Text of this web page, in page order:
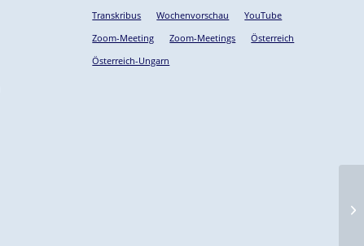
Transkribus
Wochenvorschau
YouTube
Zoom-Meeting
Zoom-Meetings
Österreich
Österreich-Ungarn